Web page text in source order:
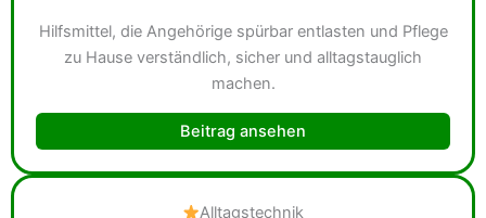
Hilfsmittel, die Angehörige spürbar entlasten und Pflege
zu Hause verständlich, sicher und alltagstauglich
machen.
Beitrag ansehen
Alltagstechnik